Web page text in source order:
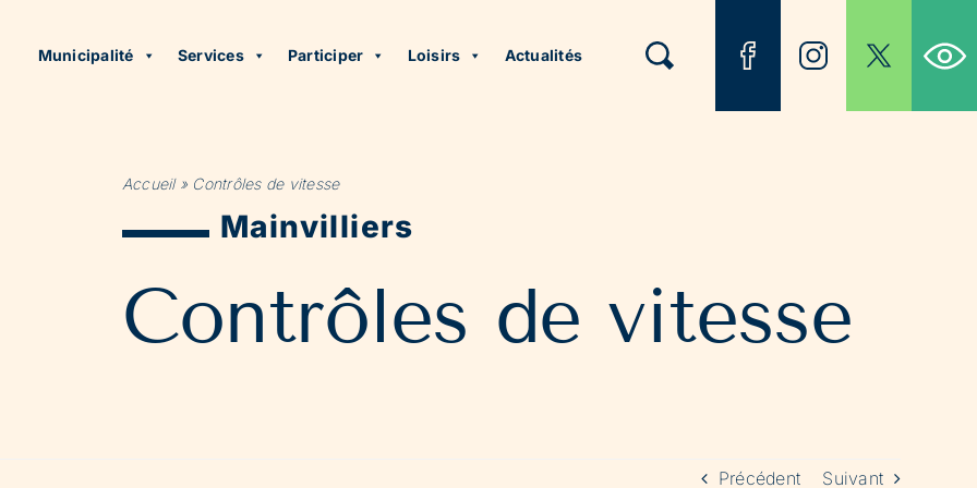
Municipalité Services Participer Loisirs Actualités
Accueil» Contrôles de vitesse
Mainvilliers
Contrôles de vitesse
Précédent Suivant